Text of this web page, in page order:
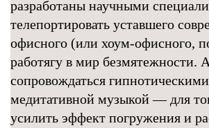
разработаны научными
телепортировать уставшего
офисного (или хоум-офисного,
работягу в мир безмятежности.
сопровождаться
медитативной музыкой — для
усилить эффект погружения и